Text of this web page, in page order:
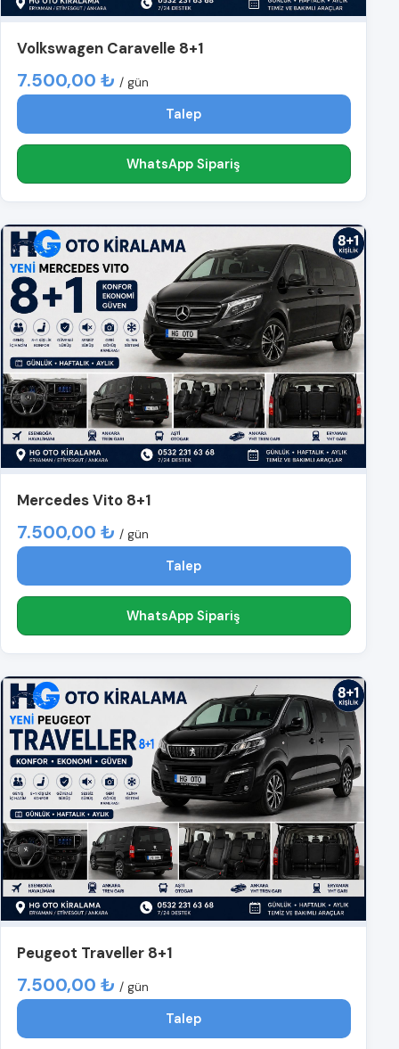
Volkswagen Caravelle 8+1
7.500,00 ₺ / gün
Talep
WhatsApp Sipariş
Mercedes Vito 8+1
7.500,00 ₺ / gün
Talep
WhatsApp Sipariş
Peugeot Traveller 8+1
7.500,00 ₺ / gün
Talep